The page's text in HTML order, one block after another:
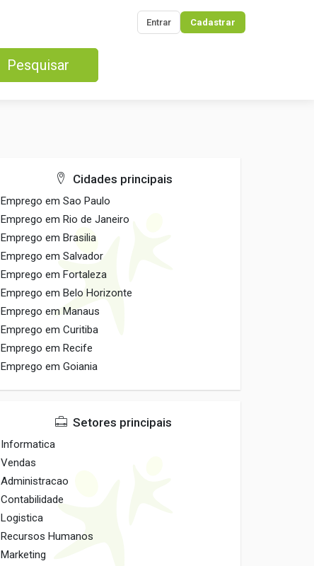
Entrar Cadastrar
Pesquisar
Cidades principais
Emprego em Sao Paulo
Emprego em Rio de Janeiro
Emprego em Brasilia
Emprego em Salvador
Emprego em Fortaleza
Emprego em Belo Horizonte
Emprego em Manaus
Emprego em Curitiba
Emprego em Recife
Emprego em Goiania
Setores principais
Informatica
Vendas
Administracao
Contabilidade
Logistica
Recursos Humanos
Marketing